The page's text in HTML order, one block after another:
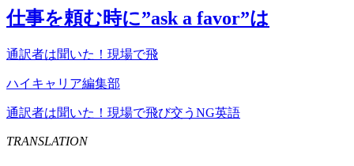
仕事を頼む時に”ask a favor”は
通訳者は聞いた！現場で飛
ハイキャリア編集部
通訳者は聞いた！現場で飛び交うNG英語
TRANSLATION